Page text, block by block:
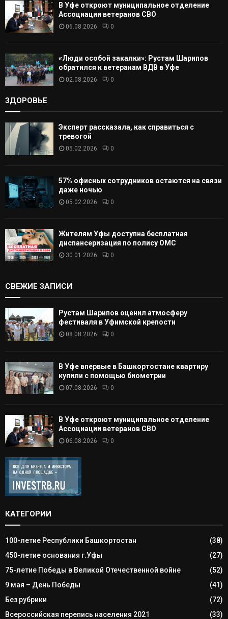
В Уфе откроют муниципальное отделение
Ассоциации ветеранов СВО
06.08.2026 0
«Люди особой закалки»: Рустам Шарипов
обратился к ветеранам ВДВ в Уфе
02.08.2026 0
ЗДОРОВЬЕ
Эксперт рассказала, как справиться с
тревогой
05.02.2026 0
57% офисных сотрудников остаются на связи
даже ночью
05.02.2026 0
Жителям Уфы доступна бесплатная
диспансеризация по полису ОМС
30.01.2026 0
СВЕЖИЕ ЗАПИСИ
Рустам Шарипов оценил атмосферу
фестиваля в Уфимской крепости
08.08.2026 0
В Уфе впервые в Башкортостане квартиру
купили с помощью биометрии
07.08.2026 0
В Уфе откроют муниципальное отделение
Ассоциации ветеранов СВО
06.08.2026 0
КАТЕГОРИИ
100-летие Республики Башкортостан
(38)
450-летие основания г.Уфы
(27)
75-летие Победы в Великой Отечественной войне
(52)
9 мая – День Победы
(41)
Без рубрики
(72)
Всероссийская перепись населения 2021
(33)